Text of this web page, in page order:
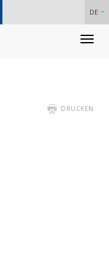
DE
DRUCKEN